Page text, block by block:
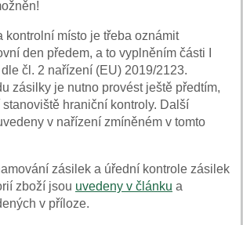
kontrolní místo je třeba oznámit
den předem, a to vyplněním části I
čl. 2 nařízení (EU) 2019/2123.
zásilky je nutno provést ještě předtím,
hraniční kontroly. Další
v nařízení zmíněném v tomto
zásilek a úřední kontrole zásilek
zboží jsou uvedeny v článku a
v příloze.